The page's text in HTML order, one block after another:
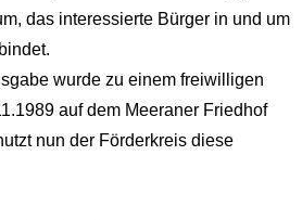
das interessierte Bürger in und um
wurde zu einem freiwilligen
auf dem Meeraner Friedhof
nun der Förderkreis diese